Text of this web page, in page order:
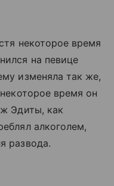
некоторое время
на певице
изменяла так же,
время он
Эдиты, как
алкоголем,
развода.